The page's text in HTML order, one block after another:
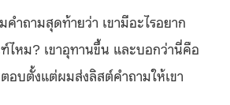
ำถามสุดท้ายว่า เขามีอะไรอยาก
ไหม? เขาอุทานขึ้น และบอกว่านี่คือ
อบตั้งแต่ผมส่งลิสต์คำถามให้เขา